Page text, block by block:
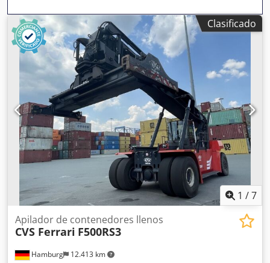
Clasificado
1 /7
Hamburg 12.413 km
Apilador de contenedores llenos
CVS Ferrari F500RS3